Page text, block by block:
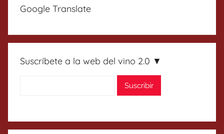
Google Translate
Suscríbete a la web del vino 2.0 ▼